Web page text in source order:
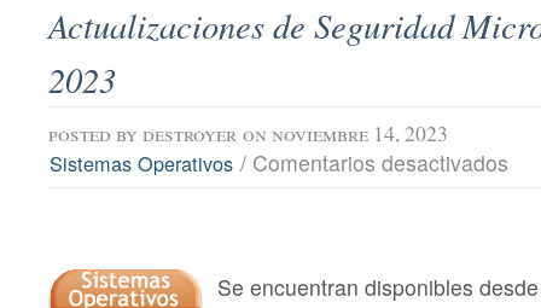
Actualizaciones de Seguridad
2023
posted by destroyer on noviembre 14, 2023
Sistemas Operativos / Comentarios desactivados
2023
Se encuentran disponibles